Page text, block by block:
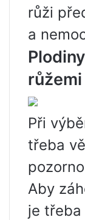
růži
a
růžemi
Při
třeba
Aby
je